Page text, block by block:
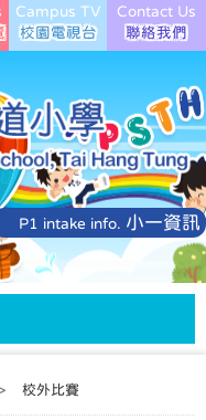
Campus TV Contact Us
P1 intake info. 小一資訊
校外比賽